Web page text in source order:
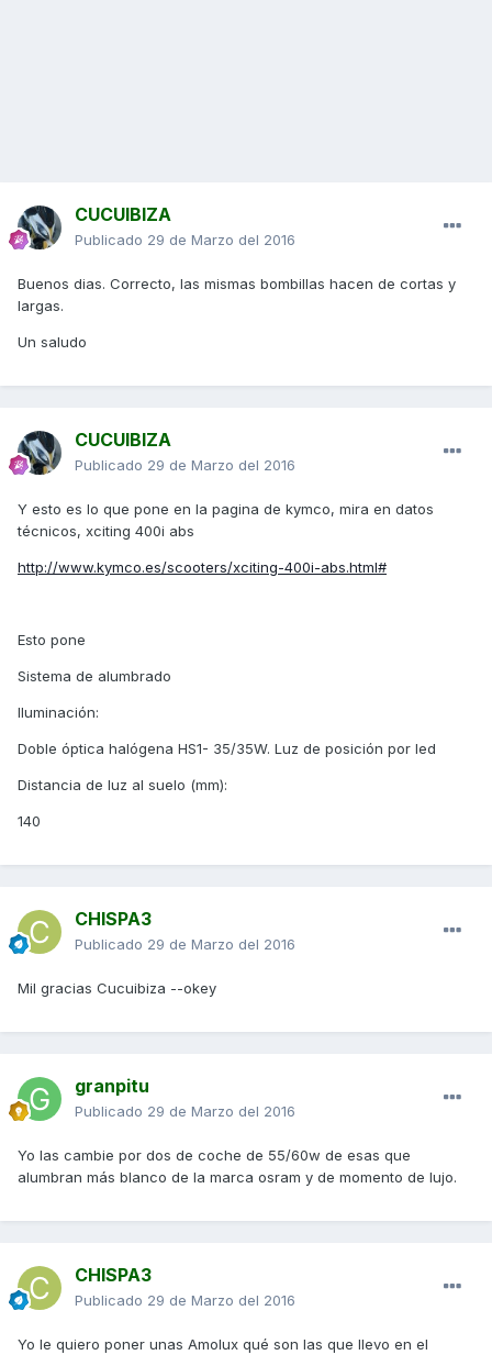
CUCUIBIZA
Publicado 29 de Marzo del 2016
Buenos dias. Correcto, las mismas bombillas hacen de cortas y
largas.
Un saludo
CUCUIBIZA
Publicado 29 de Marzo del 2016
Y esto es lo que pone en la pagina de kymco, mira en datos
técnicos, xciting 400i abs
http://www.kymco.es/scooters/xciting-400i-abs.html#
Esto pone
Sistema de alumbrado
Iluminación:
Doble óptica halógena HS1- 35/35W. Luz de posición por led
Distancia de luz al suelo (mm):
140
CHISPA3
Publicado 29 de Marzo del 2016
Mil gracias Cucuibiza --okey
granpitu
Publicado 29 de Marzo del 2016
Yo las cambie por dos de coche de 55/60w de esas que
alumbran más blanco de la marca osram y de momento de lujo.
CHISPA3
Publicado 29 de Marzo del 2016
Yo le quiero poner unas Amolux qué son las que llevo en el